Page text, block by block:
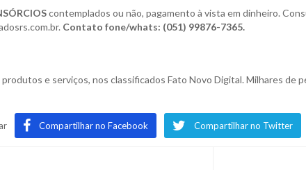
contemplados ou não, pagamento à vista em dinheiro.
Contato fone/whats: (051) 99876-7365.
produtos e serviços, nos classificados Fato Novo Digital. Milhares de
Compartilhar no Facebook Compartilhar no Twitter